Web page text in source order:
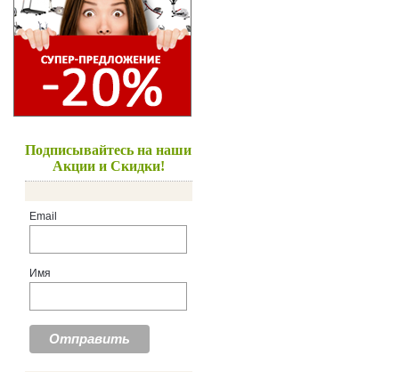
Подписывайтесь на наши
Акции и Скидки!
Email
Имя